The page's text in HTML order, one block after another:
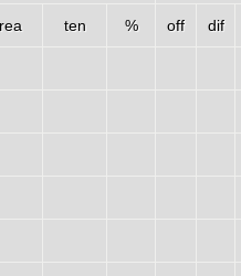
rea ten % off dif